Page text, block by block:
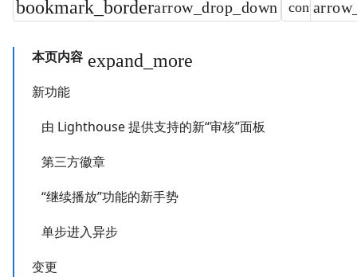
本页内容
新功能
由 Lighthouse 提供支持的新“审核”面板
第三方徽章
“继续播放”功能的新手势
单步进入异步
变更